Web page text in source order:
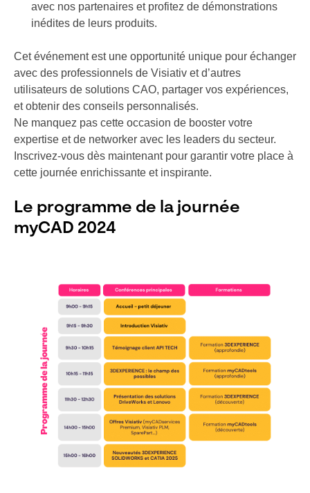
avec nos partenaires et profitez de démonstrations
inédites de leurs produits.
Cet événement est une opportunité unique pour échanger
avec des professionnels de Visiativ et d’autres
utilisateurs de solutions CAO, partager vos expériences,
et obtenir des conseils personnalisés.
Ne manquez pas cette occasion de booster votre
expertise et de networker avec les leaders du secteur.
Inscrivez-vous dès maintenant pour garantir votre place à
cette journée enrichissante et inspirante.
Le programme de la journée
myCAD 2024